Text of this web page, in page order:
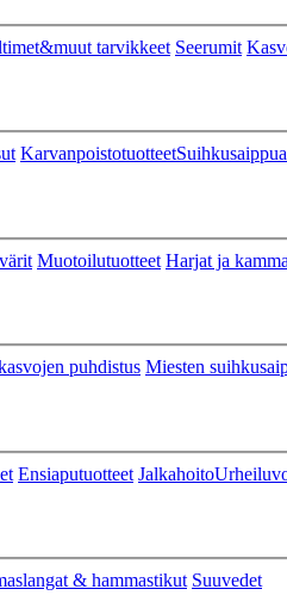
tarvikkeet Seerumit
Karvanpoistotuotteet
Muotoilutuotteet Harjat ja
puhdistus Miesten
Ensiaputuotteet Jalkahoito
& hammastikut Suuvedet